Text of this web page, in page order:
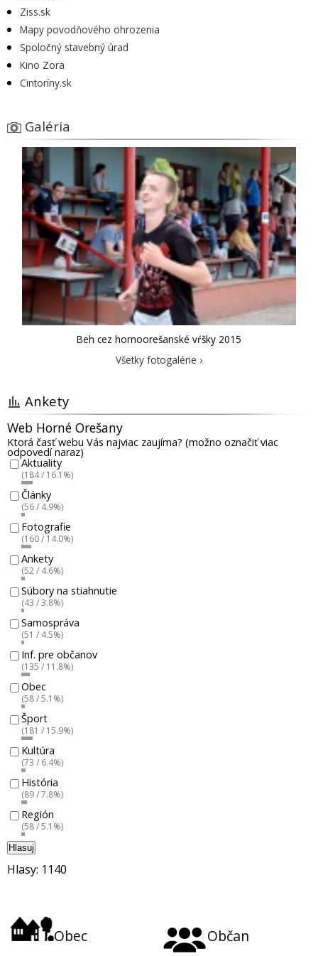
Ziss.sk
Mapy povodňového ohrozenia
Spoločný stavebný úrad
Kino Zora
Cintoríny.sk
Galéria
Beh cez hornoorešanské vŕšky 2015
Všetky fotogalérie ›
Ankety
Web Horné Orešany
Ktorá časť webu Vás najviac zaujíma? (možno označiť viac
odpovedí naraz)
Aktuality
(184 / 16.1%)
Články
(56 / 4.9%)
Fotografie
(160 / 14.0%)
Ankety
(52 / 4.6%)
Súbory na stiahnutie
(43 / 3.8%)
Samospráva
(51 / 4.5%)
Inf. pre občanov
(135 / 11.8%)
Obec
(58 / 5.1%)
Šport
(181 / 15.9%)
Kultúra
(73 / 6.4%)
História
(89 / 7.8%)
Región
(58 / 5.1%)
Hlasuj
Hlasy: 1140
Obec Občan